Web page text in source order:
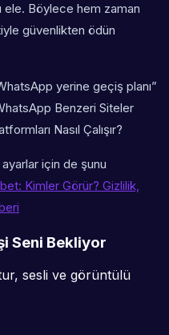
ele. Böylece hem zaman
güvenlikten ödün
yerine geçiş planı”
Benzeri Siteler
Nasıl Çalışır?
için de şunu
Kimler Görür? Gizlilik,
Seni Bekliyor
sesli ve görüntülü